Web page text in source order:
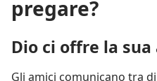
pregare?
Dio ci offre la sua
Gli amici comunicano tra